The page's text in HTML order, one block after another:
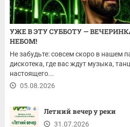
УЖЕ В ЭТУ СУББОТУ —
НЕБОМ!
Не забудьте: совсем скоро в нашем
дискотека, где вас ждут музыка,
настоящего...
05.08.2026
Летний вечер у реки
31.07.2026